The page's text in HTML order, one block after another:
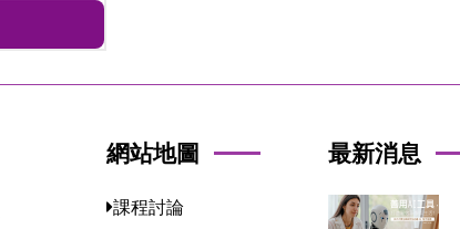
網站地圖
課程討論
最新消息